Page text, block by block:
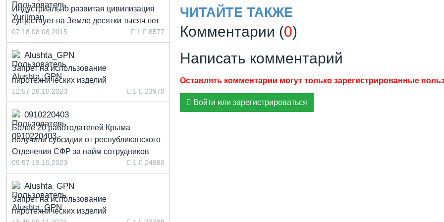
ЧИТАЙТЕ ТАКЖЕ
Комментарии (0)
Написать комментарий
Войти или зарегистрироваться
Индустриально развитая цивилизация
существует на Земле десятки тысяч лет
07:18 08.08.2015 1 8577
Alushta_GPN
Запрет на использование
пиротехнических изделий
12:57 26.10.2023 1 23970
0910220403
Более 20 работодателей Крыма
получили субсидии от республиканского
Отделения СФР за найм сотрудников
09:57 19.10.2023 1 24880
Alushta_GPN
Запрет на использование
пиротехнических изделий